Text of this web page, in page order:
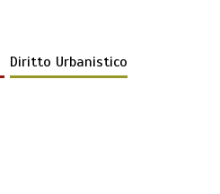
Diritto Urbanistico